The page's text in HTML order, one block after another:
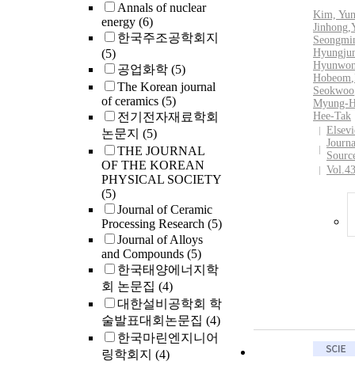
Annals of nuclear
energy (6)
한국주조공학회지
(5)
공업화학 (5)
The Korean journal
of ceramics (5)
전기전자재료학회
논문지 (5)
THE JOURNAL
OF THE KOREAN
PHYSICAL SOCIETY
(5)
Journal of Ceramic
Processing Research (5)
Journal of Alloys
and Compounds (5)
한국태양에너지학
회 논문집 (4)
대한설비공학회 학
술발표대회논문집 (4)
한국마린엔지니어
링학회지 (4)
Kim,
Jinhong,
Hobeom,
Seokwoo
Myung-
Hee-Tak